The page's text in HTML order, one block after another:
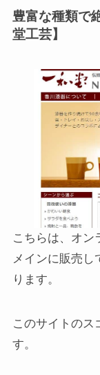
豊富な種類で
堂工芸】
こちらは、オン
メインに販売し
ります。
このサイトのス
す。